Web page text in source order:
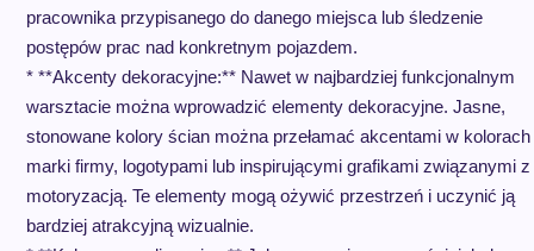
pracownika przypisanego do danego miejsca lub śledzenie
postępów prac nad konkretnym pojazdem.
* **Akcenty dekoracyjne:** Nawet w najbardziej funkcjonalnym
warsztacie można wprowadzić elementy dekoracyjne. Jasne,
stonowane kolory ścian można przełamać akcentami w kolorach
marki firmy, logotypami lub inspirującymi grafikami związanymi z
motoryzacją. Te elementy mogą ożywić przestrzeń i uczynić ją
bardziej atrakcyjną wizualnie.